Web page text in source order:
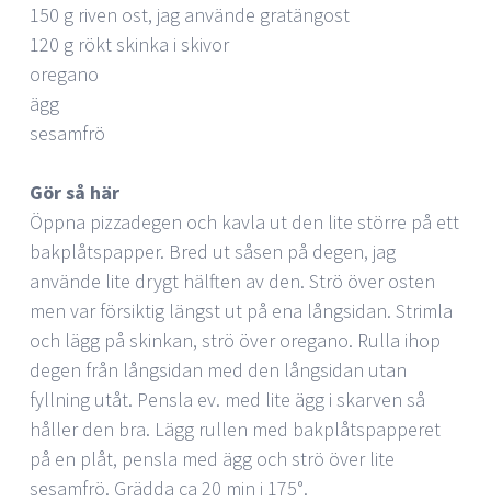
150 g riven ost, jag använde gratängost
120 g rökt skinka i skivor
oregano
ägg
sesamfrö
Gör så här
Öppna pizzadegen och kavla ut den lite större på ett
bakplåtspapper. Bred ut såsen på degen, jag
använde lite drygt hälften av den. Strö över osten
men var försiktig längst ut på ena långsidan. Strimla
och lägg på skinkan, strö över oregano. Rulla ihop
degen från långsidan med den långsidan utan
fyllning utåt. Pensla ev. med lite ägg i skarven så
håller den bra. Lägg rullen med bakplåtspapperet
på en plåt, pensla med ägg och strö över lite
sesamfrö. Grädda ca 20 min i 175°.